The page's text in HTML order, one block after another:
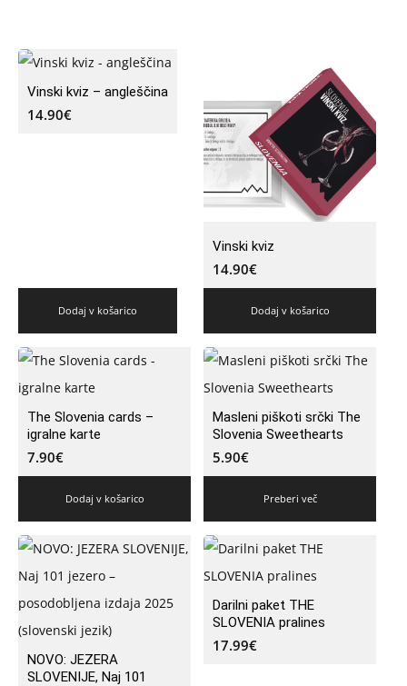
Vinski kviz – angleščina
14.90€
Dodaj v košarico
Vinski kviz
14.90€
Dodaj v košarico
The Slovenia cards –
igralne karte
7.90€
Dodaj v košarico
Masleni piškoti srčki The
Slovenia Sweethearts
5.90€
Preberi več
NOVO: JEZERA
SLOVENIJE, Naj 101
Darilni paket THE
SLOVENIA pralines
17.99€